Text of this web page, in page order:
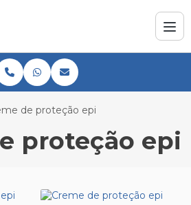
de proteção epi
proteção epi